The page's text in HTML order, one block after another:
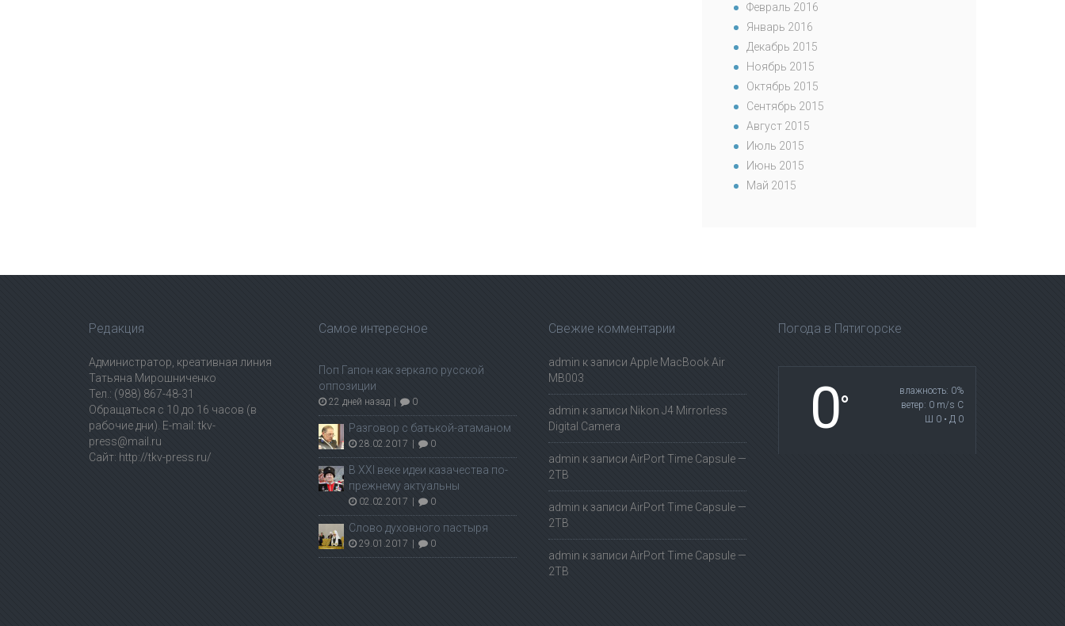
Февраль 2016
Январь 2016
Декабрь 2015
Ноябрь 2015
Октябрь 2015
Сентябрь 2015
Август 2015
Июль 2015
Июнь 2015
Май 2015
Редакция
Администратор, креативная линия
Татьяна Мирошниченко
Тел.: (988) 867-48-31
Обращаться с 10 до 16 часов (в
рабочие дни). E-mail: tkv-
press@mail.ru
Сайт: http://tkv-press.ru/
Самое интересное
Поп Гапон как зеркало русской
оппозиции
22 дней назад 0
Разговор с батькой-атаманом
28.02.2017 0
В ХХI веке идеи казачества по-
прежнему актуальны
02.02.2017 0
Слово духовного пастыря
29.01.2017 0
Свежие комментарии
admin к записи Apple MacBook Air
MB003
admin к записи Nikon J4 Mirrorless
Digital Camera
admin к записи AirPort Time Capsule —
2TB
admin к записи AirPort Time Capsule —
2TB
admin к записи AirPort Time Capsule —
2TB
Погода в Пятигорске
0°
влажность: 0%
ветер: 0 m/s С
Ш 0 • Д 0